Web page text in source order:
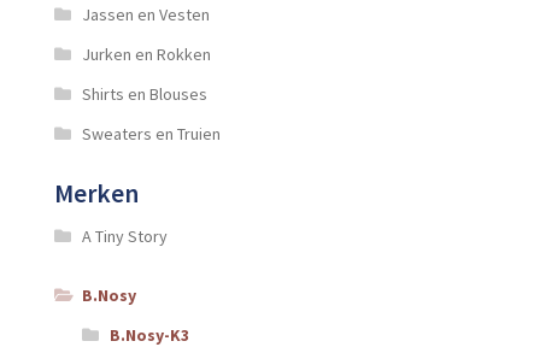
Jassen en Vesten
Jurken en Rokken
Shirts en Blouses
Sweaters en Truien
Merken
A Tiny Story
B.Nosy
B.Nosy-K3